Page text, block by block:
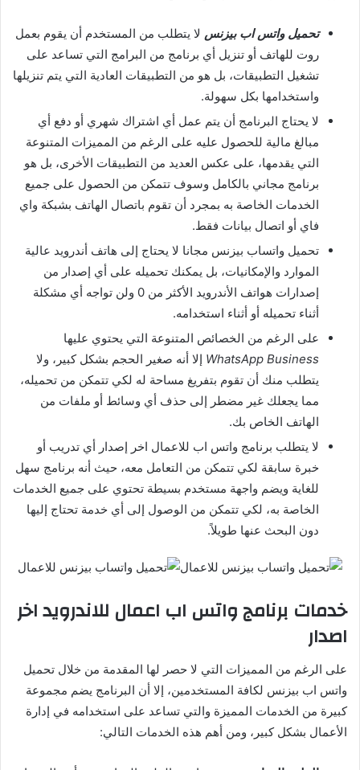
تحميل واتس اب بيزنس لا يتطلب من المستخدم أن يقوم بعمل
روت للهاتف أو تنزيل أي برنامج من البرامج التي تساعد على
تشغيل التطبيقات، بل هو من التطبيقات العادية التي يتم تنزيلها
واستخدامها بكل سهولة.
لا يحتاج البرنامج أن يتم عمل أي اشتراك شهري أو دفع أي
مبالغ مالية للحصول عليه على الرغم من المميزات المتنوعة
التي يقدمها، على عكس العديد من التطبيقات الأخرى، بل هو
برنامج مجاني بالكامل وسوف تتمكن من الحصول على جميع
الخدمات الخاصة به بمجرد أن تقوم باتصال الهاتف بشبكة واي
فاي أو اتصال بيانات فقط.
تحميل واتساب بيزنس مجانا لا يحتاج إلى هاتف أندرويد عالية
الموارد والإمكانيات، بل يمكنك تحميله على أي إصدار من
إصدارات هواتف الأندرويد الأكثر من 0 ولن تواجه أي مشكلة
أثناء تحميله أو أثناء استخدامه.
على الرغم من الخصائص المتنوعة التي يحتوي عليها
WhatsApp Business إلا أنه صغير الحجم بشكل كبير، ولا
يتطلب منك أن تقوم بتفريغ مساحة له لكي تتمكن من تحميله،
مما يجعلك غير مضطر إلى حذف أي وسائط أو ملفات من
الهاتف الخاص بك.
لا يتطلب برنامج واتس اب للاعمال اخر إصدار أي تدريب أو
خبرة سابقة لكي تتمكن من التعامل معه، حيث أنه برنامج سهل
للغاية ويضم واجهة مستخدم بسيطة تحتوي على جميع الخدمات
الخاصة به، لكي تتمكن من الوصول إلى أي خدمة تحتاج إليها
دون البحث عنها طويلاً.
خدمات برنامج واتس اب اعمال للاندرويد اخر
اصدار
على الرغم من المميزات التي لا حصر لها المقدمة من خلال تحميل
واتس اب بيزنس لكافة المستخدمين، إلا أن البرنامج يضم مجموعة
كبيرة من الخدمات المميزة والتي تساعد على استخدامه في إدارة
الأعمال بشكل كبير، ومن أهم هذه الخدمات التالي: